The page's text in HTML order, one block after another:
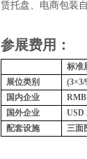
赁托盘、电商包装
参展费用：
标准
展位类别
(3×3/
国内企业
RMB
国外企业
USD
配套设施
三面